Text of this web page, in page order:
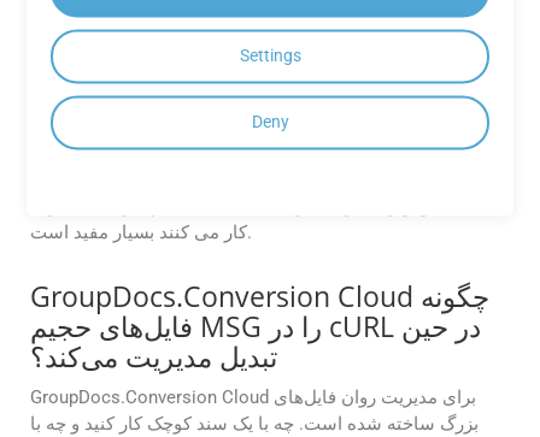
آیا می‌توانم تبدیل‌های انبوه MSG به EMF را
با استفاده از GroupDocs.Conversion
Cloud API خودکار کنم؟
کار می کنند بسیار مفید است.
GroupDocs.Conversion Cloud چگونه
فایل‌های حجیم MSG را در cURL در حین
تبدیل مدیریت می‌کند؟
GroupDocs.Conversion Cloud برای مدیریت روان فایل‌های
بزرگ ساخته شده است. چه با یک سند کوچک کار کنید و چه با
Settings
Deny